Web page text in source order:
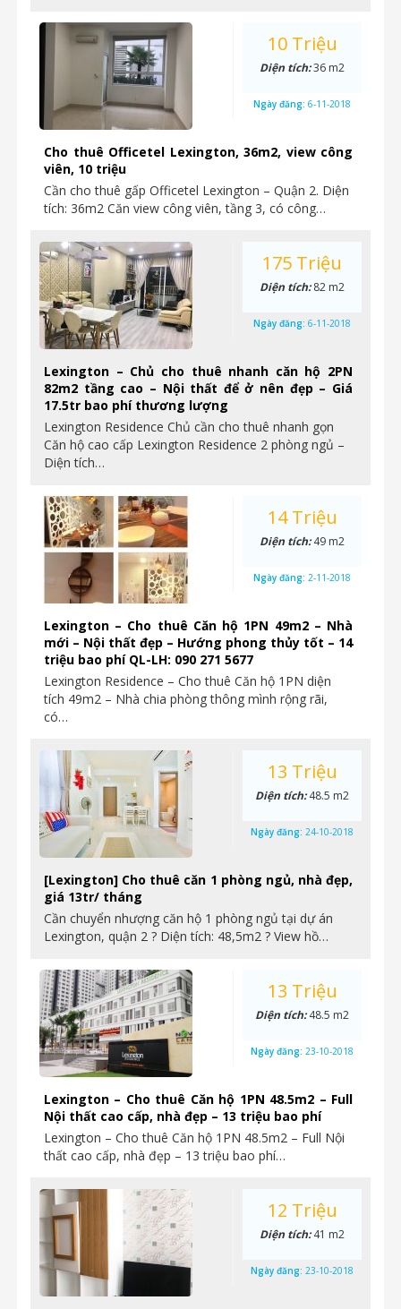
Cho thuê Officetel Lexington, 36m2, view công
viên, 10 triệu
Cần cho thuê gấp Officetel Lexington – Quận 2. Diện
tích: 36m2 Căn view công viên, tầng 3, có công…
10 Triệu
Diện tích:36 m2
Ngày đăng: 6-11-2018
Lexington – Chủ cho thuê nhanh căn hộ 2PN
82m2 tầng cao – Nội thất để ở nên đẹp – Giá
17.5tr bao phí thương lượng
Lexington Residence Chủ cần cho thuê nhanh gọn
Căn hộ cao cấp Lexington Residence 2 phòng ngủ –
Diện tích…
175 Triệu
Diện tích:82 m2
Ngày đăng: 6-11-2018
Lexington – Cho thuê Căn hộ 1PN 49m2 – Nhà
mới – Nội thất đẹp – Hướng phong thủy tốt – 14
triệu bao phí QL-LH: 090 271 5677
Lexington Residence – Cho thuê Căn hộ 1PN diện
tích 49m2 – Nhà chia phòng thông mình rộng rãi,
có…
14 Triệu
Diện tích:49 m2
Ngày đăng: 2-11-2018
[Lexington] Cho thuê căn 1 phòng ngủ, nhà đẹp,
giá 13tr/ tháng
Cần chuyển nhượng căn hộ 1 phòng ngủ tại dự án
Lexington, quận 2 ? Diện tích: 48,5m2 ? View hồ…
13 Triệu
Diện tích:48.5 m2
Ngày đăng: 24-10-2018
Lexington – Cho thuê Căn hộ 1PN 48.5m2 – Full
Nội thất cao cấp, nhà đẹp – 13 triệu bao phí
Lexington – Cho thuê Căn hộ 1PN 48.5m2 – Full Nội
thất cao cấp, nhà đẹp – 13 triệu bao phí…
13 Triệu
Diện tích:48.5 m2
Ngày đăng: 23-10-2018
12 Triệu
Diện tích:41 m2
Ngày đăng: 23-10-2018